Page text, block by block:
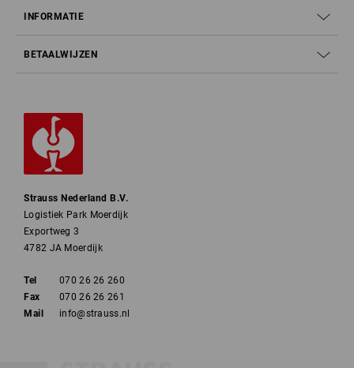
INFORMATIE
BETAALWIJZEN
Strauss Nederland B.V.
Logistiek Park Moerdijk
Exportweg 3
4782 JA Moerdijk
Tel
070 26 26 260
Fax
070 26 26 261
Mail
info@strauss.nl